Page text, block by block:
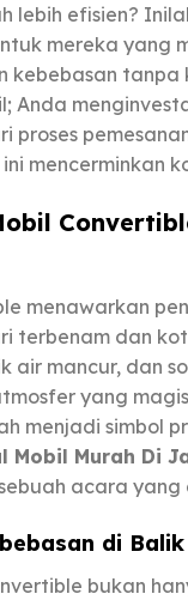
lebih efisien?
mereka yang
kebebasan tanpa
Anda
proses
mencerminkan
menawarkan
terbenam dan
air mancur, dan
yang
menjadi simbol
Mobil Murah Di
acara
di
bukan